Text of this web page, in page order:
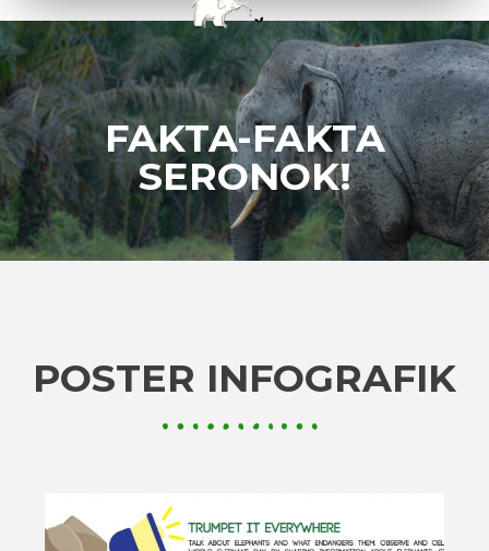
FAKTA-FAKTA
SERONOK!
POSTER INFOGRAFIK